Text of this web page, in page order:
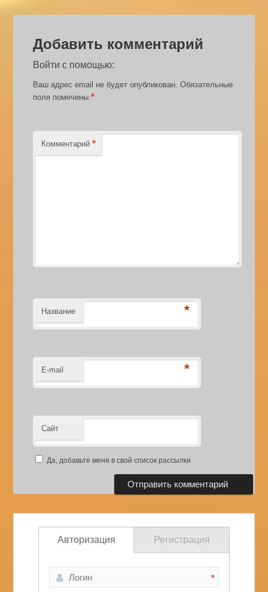
Добавить комментарий
Войти с помощью:
Ваш адрес email не будет опубликован. Обязательные
поля помечены*
Комментарий*
Название *
E-mail *
Сайт
Да, добавьте меня в свой список рассылки
Авторизация Регистрация
*